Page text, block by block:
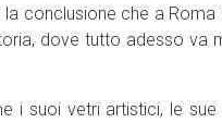
conclusione che a Roma
dove tutto adesso va
i suoi vetri artistici, le